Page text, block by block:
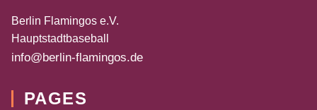
Berlin Flamingos e.V.
Hauptstadtbaseball
info@berlin-flamingos.de
PAGES